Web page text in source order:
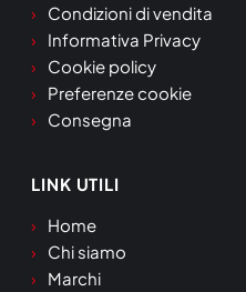
Condizioni di vendita
Informativa Privacy
Cookie policy
Preferenze cookie
Consegna
LINK UTILI
Home
Chi siamo
Marchi